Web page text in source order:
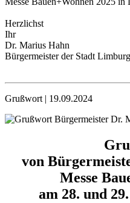
Herzlichst
Ihr
Dr. Marius Hahn
Bürgermeister der Stadt Limburg
Grußwort | 19.09.2024
von
Messe
am 28. und